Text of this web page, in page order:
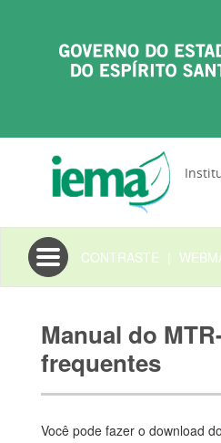
Toggle
navigation
CONTRASTE |
Manual do
frequentes
Você pode fazer o download do